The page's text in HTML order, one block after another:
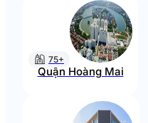
75+
Quận Hoàng Mai